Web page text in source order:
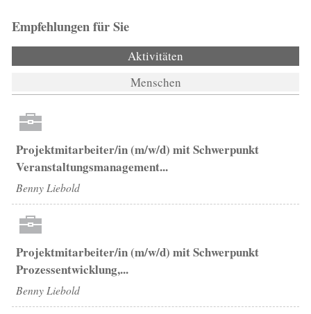
Empfehlungen für Sie
Aktivitäten
Menschen
Projektmitarbeiter/in (m/w/d) mit Schwerpunkt
Veranstaltungsmanagement...
Benny Liebold
Projektmitarbeiter/in (m/w/d) mit Schwerpunkt
Prozessentwicklung,...
Benny Liebold